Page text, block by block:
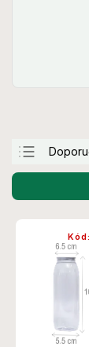
Kód: